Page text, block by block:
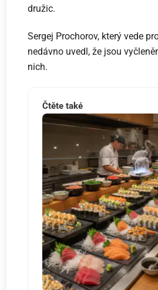
družic.
Sergej Prochorov, který vede
nedávno uvedl, že jsou
nich.
Čtěte také